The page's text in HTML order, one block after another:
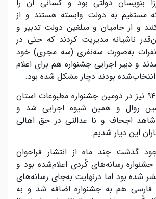
بنویسان دولتی بود و کسانی آن را
مستقیم به دولت وابسته هستند و از
و از حامیان و مبلغین دولت تدبیر و
ناشیانه مدیریت کردند که حتی در
نفرات به‌صورت سه‌نفری (سه مجری) خود
و دبیر اجرایی جشنواره هم برای اعلام
انتخاب‌شده بودند دچار مشکل شده بود.
در بهمن‌ماه سال ۹۴ نیز در دومین جشنواره مطبوعات استان
روال و همین شیوه اجرایی شد و
شاهد اجحاف و نا عدالتی در حق اهالی
این دیار شدیم.
گذشت چند ماه از انتشار فراخوان
جشنواره رسانه‌های کُردی اعلام‌شده بود و
شده بود اما درنهایت به‌جای رسانه‌های
فارسی هم به جشنواره اضافه شد و به